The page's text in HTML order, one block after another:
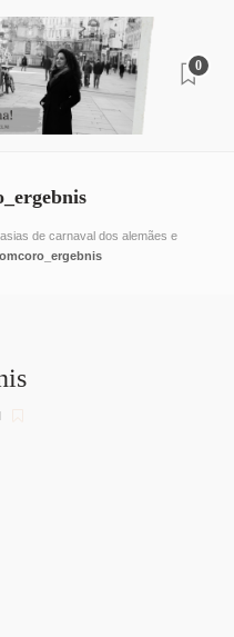
0
de carnaval dos alemães e